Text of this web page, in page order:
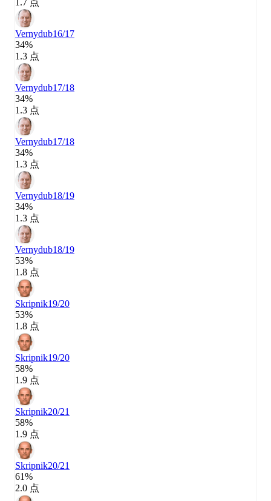
1.7 点
Vernydub16/17
34%
1.3 点
Vernydub17/18
34%
1.3 点
Vernydub17/18
34%
1.3 点
Vernydub18/19
34%
1.3 点
Vernydub18/19
53%
1.8 点
Skripnik19/20
53%
1.8 点
Skripnik19/20
58%
1.9 点
Skripnik20/21
58%
1.9 点
Skripnik20/21
61%
2.0 点